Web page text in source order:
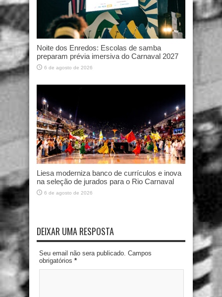
Noite dos Enredos: Escolas de samba
preparam prévia imersiva do Carnaval 2027
6 de agosto de 2026
Liesa moderniza banco de currículos e inova
na seleção de jurados para o Rio Carnaval
6 de agosto de 2026
DEIXAR UMA RESPOSTA
Seu email não sera publicado. Campos
obrigatórios *